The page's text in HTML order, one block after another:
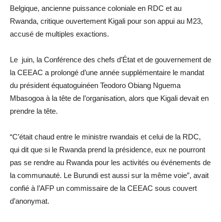
Belgique, ancienne puissance coloniale en RDC et au
Rwanda, critique ouvertement Kigali pour son appui au M23,
accusé de multiples exactions.
Le juin, la Conférence des chefs d’État et de gouvernement de
la CEEAC a prolongé d’une année supplémentaire le mandat
du président équatoguinéen Teodoro Obiang Nguema
Mbasogoa à la tête de l’organisation, alors que Kigali devait en
prendre la tête.
“C’était chaud entre le ministre rwandais et celui de la RDC,
qui dit que si le Rwanda prend la présidence, eux ne pourront
pas se rendre au Rwanda pour les activités ou événements de
la communauté. Le Burundi est aussi sur la même voie”, avait
confié à l’AFP un commissaire de la CEEAC sous couvert
d’anonymat.